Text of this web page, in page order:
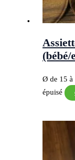
(bébé/
Ø de 15 à
épuisé